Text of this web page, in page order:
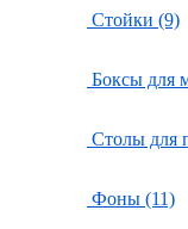
Стойки (9)
Боксы для
Столы для
Фоны (11)